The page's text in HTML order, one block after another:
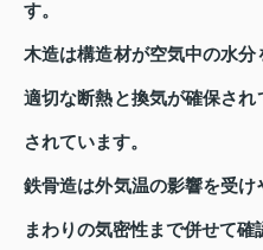
す。
木造は構造材が空気中の水分
適切な断熱と換気が確保さ
されています。
鉄骨造は外気温の影響を受
まわりの気密性まで併せて確